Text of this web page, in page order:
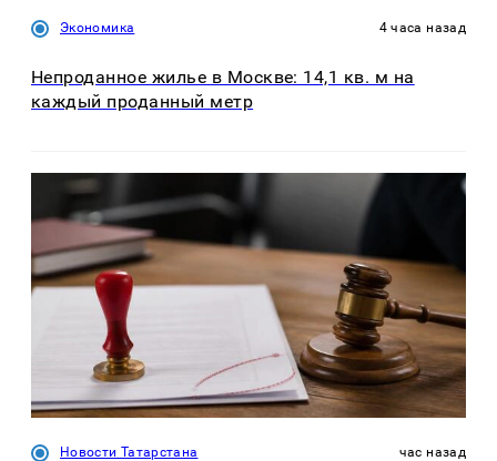
Экономика 4 часа назад
Непроданное жилье в Москве: 14,1 кв. м на
каждый проданный метр
Новости Татарстана час назад